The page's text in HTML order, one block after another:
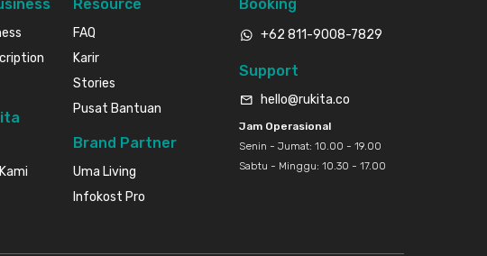
Resource
FAQ
Karir
Stories
Pusat Bantuan
Brand Partner
Uma Living
Infokost Pro
Booking
+62 811-9008-7829
Support
hello@rukita.co
Jam Operasional
Senin - Jumat: 10.00 - 19.00
Sabtu - Minggu: 10.30 - 17.00